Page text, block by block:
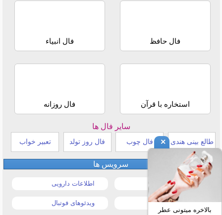
فال حافظ فال انبیاء
استخاره با قرآن فال روزانه
سایر فال ها
طالع بینی هندی فال چوب فال روز تولد تعبیر خواب
سرویس ها
قیمت خودرو اطلاعات دارویی
قیمت طلا و سکه ویدئوهای فوتبال
×
بالاخره میتونی عطر